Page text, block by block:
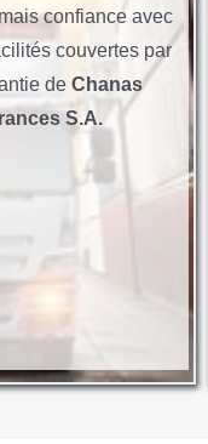
confiance avec
couvertes par
de Chanas
S.A.